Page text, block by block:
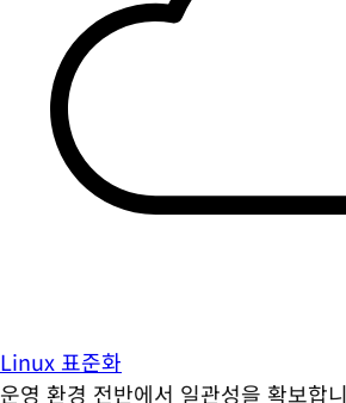
Linux 표준화
운영 환경 전반에서 일관성을 확보합